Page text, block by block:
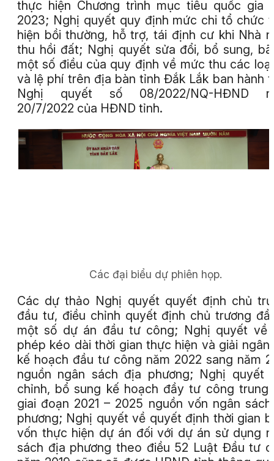
thực hiện Chương trình mục tiêu quốc gia
2023; Nghị quyết quy định mức chi tổ chức
hiện bồi thường, hỗ trợ, tái định cư khi Nhà
thu hồi đất; Nghị quyết sửa đổi, bổ sung,
một số điều của quy định về mức thu các
và lệ phí trên địa bàn tỉnh Đắk Lắk ban hành
Nghị quyết số 08/2022/NQ-HĐND
20/7/2022 của HĐND tỉnh.
Các đại biểu dự phiên họp.
Các dự thảo Nghị quyết quyết định chủ
đầu tư, điều chỉnh quyết định chủ trương
một số dự án đầu tư công; Nghị quyết về
phép kéo dài thời gian thực hiện và giải ngân
kế hoạch đầu tư công năm 2022 sang năm
nguồn ngân sách địa phương; Nghị quyết
chỉnh, bổ sung kế hoạch đầy tư công trung
giai đoạn 2021 – 2025 nguồn vốn ngân
phương; Nghị quyết về quyết định thời gian
vốn thực hiện dự án đối với dự án sử dụng
sách địa phương theo điều 52 Luật Đầu tư